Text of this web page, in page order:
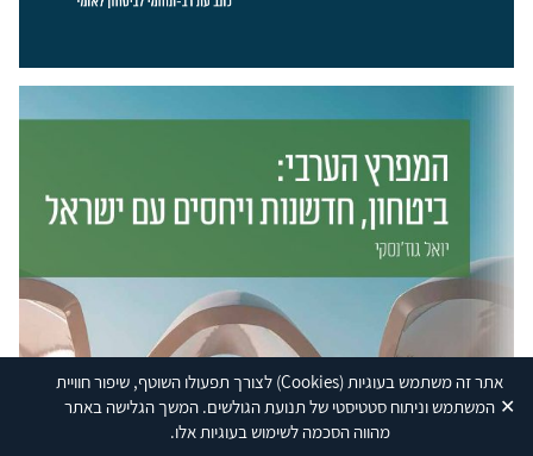
אתר זה משתמש בעוגיות(Cookies) לצורך תפעולו השוטף, שיפור חוויית
המשתמש וניתוח סטטיסטי של תנועת הגולשים. המשך הגלישה באתר
מהווה הסכמה לשימוש בעוגיות אלו.
✕